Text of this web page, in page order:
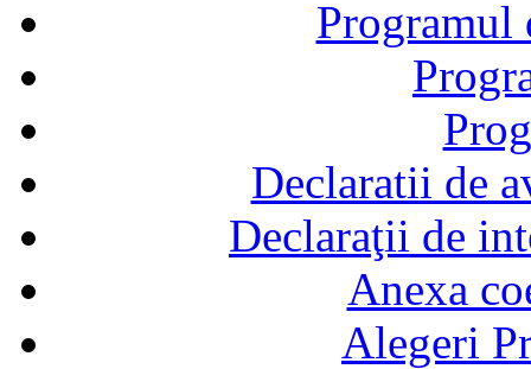
Declaratii de
Declaraţii de
Anexa
Alegeri